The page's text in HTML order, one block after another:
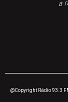
@Copyright Rádio 93.3